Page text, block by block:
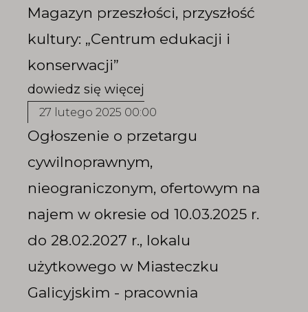
Magazyn przeszłości, przyszłość
kultury: „Centrum edukacji i
konserwacji”
27 lutego 2025 00:00
Ogłoszenie o przetargu
cywilnoprawnym,
nieograniczonym, ofertowym na
najem w okresie od 10.03.2025 r.
do 28.02.2027 r., lokalu
użytkowego w Miasteczku
Galicyjskim - pracownia